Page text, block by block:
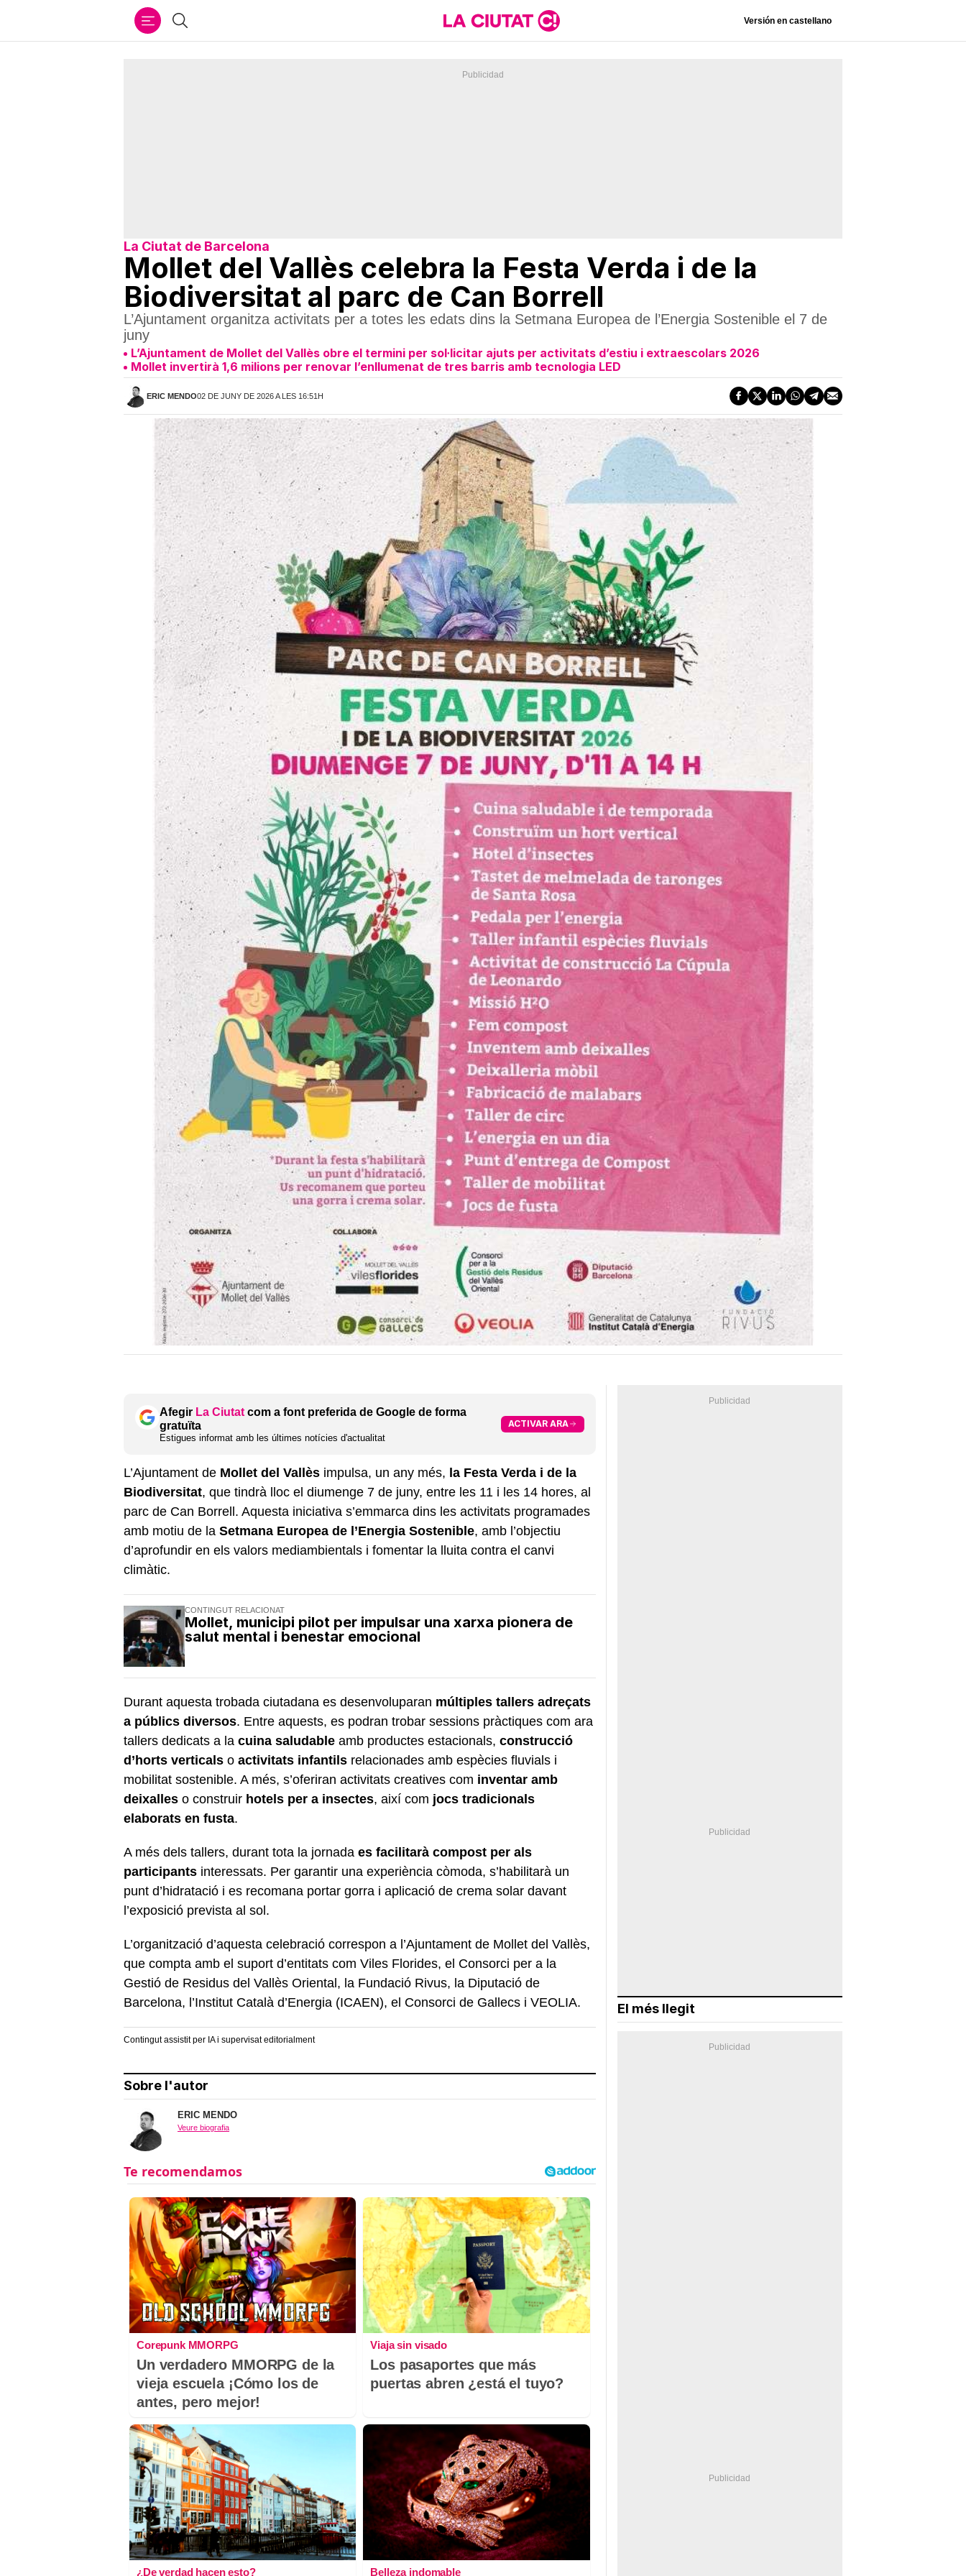
Cercar Versión en castellano
La Ciutat de Barcelona
Mollet del Vallès celebra la Festa Verda i de la
Biodiversitat al parc de Can Borrell
L’Ajuntament organitza activitats per a totes les edats dins la Setmana Europea de l’Energia Sostenible el 7 de
juny
L’Ajuntament de Mollet del Vallès obre el termini per sol·licitar ajuts per activitats d’estiu i extraescolars 2026
Mollet invertirà 1,6 milions per renovar l’enllumenat de tres barris amb tecnologia LED
ERIC MENDO02 DE JUNY DE 2026 A LES 16:51H
Afegir La Ciutat com a font preferida de Google de forma
gratuïta
Estigues informat amb les últimes notícies d'actualitat
ACTIVAR ARA
L’Ajuntament de Mollet del Vallès impulsa, un any més, la Festa Verda i de la
Biodiversitat, que tindrà lloc el diumenge 7 de juny, entre les 11 i les 14 hores, al
parc de Can Borrell. Aquesta iniciativa s’emmarca dins les activitats programades
amb motiu de la Setmana Europea de l’Energia Sostenible, amb l’objectiu
d’aprofundir en els valors mediambientals i fomentar la lluita contra el canvi
climàtic.
CONTINGUT RELACIONAT
Mollet, municipi pilot per impulsar una xarxa pionera de
salut mental i benestar emocional
Durant aquesta trobada ciutadana es desenvoluparan múltiples tallers adreçats
a públics diversos. Entre aquests, es podran trobar sessions pràctiques com ara
tallers dedicats a la cuina saludable amb productes estacionals, construcció
d’horts verticals o activitats infantils relacionades amb espècies fluvials i
mobilitat sostenible. A més, s’oferiran activitats creatives com inventar amb
deixalles o construir hotels per a insectes, així com jocs tradicionals
elaborats en fusta.
A més dels tallers, durant tota la jornada es facilitarà compost per als
participants interessats. Per garantir una experiència còmoda, s’habilitarà un
punt d’hidratació i es recomana portar gorra i aplicació de crema solar davant
l’exposició prevista al sol.
L’organització d’aquesta celebració correspon a l’Ajuntament de Mollet del Vallès,
que compta amb el suport d’entitats com Viles Florides, el Consorci per a la
Gestió de Residus del Vallès Oriental, la Fundació Rivus, la Diputació de
Barcelona, l’Institut Català d’Energia (ICAEN), el Consorci de Gallecs i VEOLIA.
Contingut assistit per IA i supervisat editorialment
Sobre l'autor
ERIC MENDO
Veure biografia
Corepunk MMORPG
Un verdadero MMORPG de la
vieja escuela ¡Cómo los de
antes, pero mejor!
Viaja sin visado
Los pasaportes que más
puertas abren ¿está el tuyo?
¿De verdad hacen esto? Belleza indomable
El més llegit